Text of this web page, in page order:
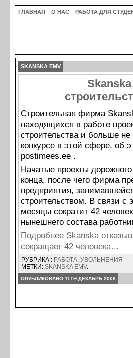
ГЛАВНАЯ О НАС РАБОТА ДЛЯ
SKANSKA EMV
Строительная фирма
находящихся в работе
строительства и больше
конкурсе в этой сфере, об
postimees.ee .
Начатые проекты
конца, после чего фирма
предприятия,
строительством. В связи
месяцы сократит 42
нынешнего состава
Подробнее Skanska
сокращает 42 человека…
РУБРИКА : РАБОТА, УВОЛЬНЕНИЯ
МЕТКИ: SKANSKA EMV.
ОПУБЛИКОВАНО 11TH ДЕКАБРЬ 2008